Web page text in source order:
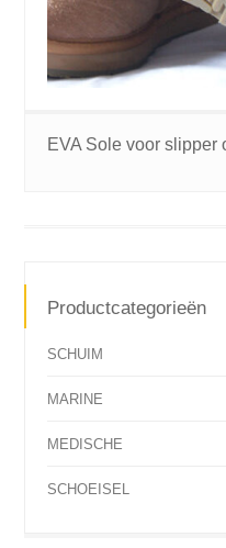
EVA Sole voor slipper
Productcategorieën
SCHUIM
MARINE
MEDISCHE
SCHOEISEL